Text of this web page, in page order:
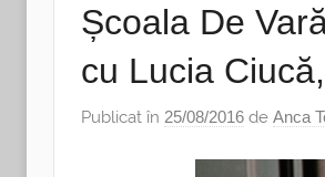
Școala De
cu Lucia
Publicat în 25/08/2016 de Anca